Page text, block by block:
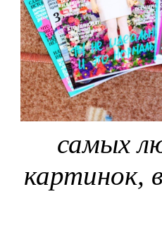
самых
картинок,